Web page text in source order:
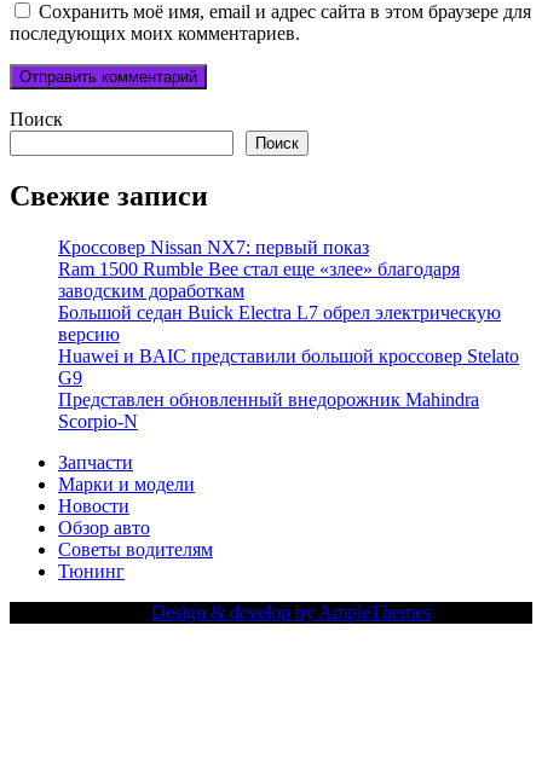
Сохранить моё имя, email и адрес сайта в этом браузере для
последующих моих комментариев.
Поиск
Поиск
Свежие записи
Кроссовер Nissan NX7: первый показ
Ram 1500 Rumble Bee стал еще «злее» благодаря
заводским доработкам
Большой седан Buick Electra L7 обрел электрическую
версию
Huawei и BAIC представили большой кроссовер Stelato
G9
Представлен обновленный внедорожник Mahindra
Scorpio-N
Запчасти
Марки и модели
Новости
Обзор авто
Советы водителям
Тюнинг
Design & develop by AmpleThemes